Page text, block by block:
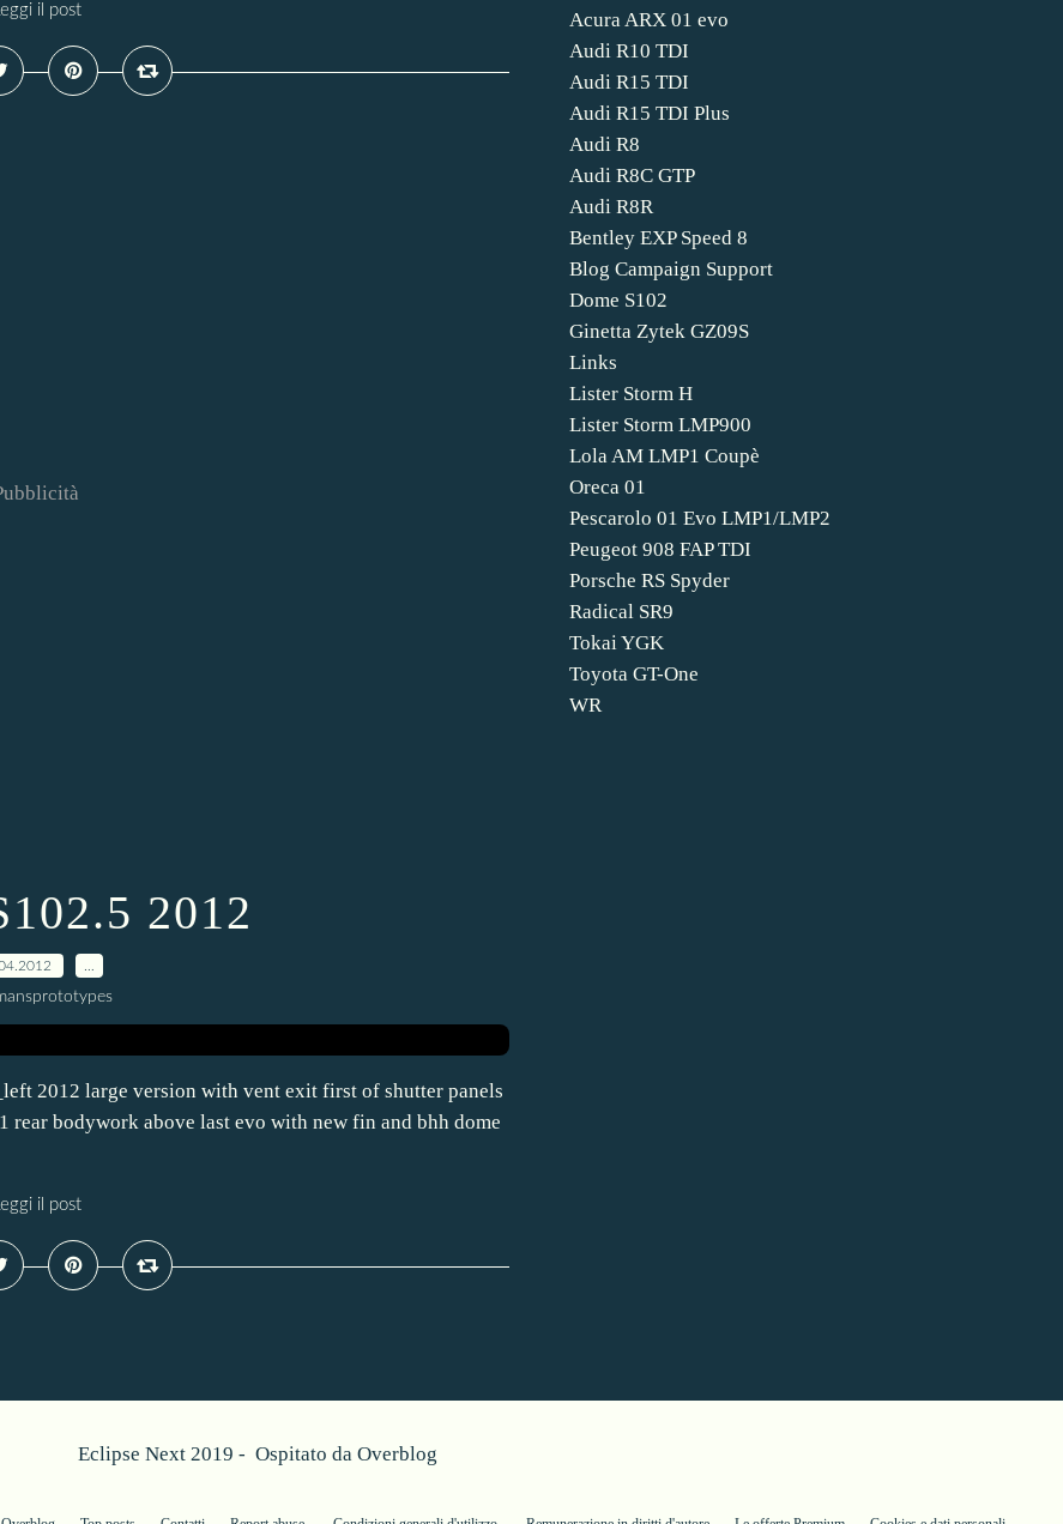
il post
2012
2012 large version with vent exit first of shutter panels
rear bodywork above last evo with new fin and bhh dome
il post
Acura ARX 01 evo
Audi R10 TDI
Audi R15 TDI
Audi R15 TDI Plus
Audi R8
Audi R8C GTP
Audi R8R
Bentley EXP Speed 8
Blog Campaign Support
Dome S102
Ginetta Zytek GZ09S
Links
Lister Storm H
Lister Storm LMP900
Lola AM LMP1 Coupè
Oreca 01
Pescarolo 01 Evo LMP1/LMP2
Peugeot 908 FAP TDI
Porsche RS Spyder
Radical SR9
Tokai YGK
Toyota GT-One
WR
Eclipse Next 2019 - Ospitato da Overblog